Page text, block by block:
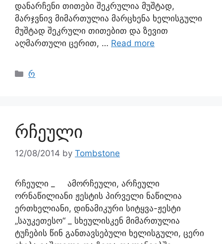
დანარჩენი თითები შეკრულია მუშტად,
მარჯვნივ მიმართულია მარცხენა ხელისგული
მუშტად შეკრული თითებით და ზევით
აღმართული ცერით, … Read more
რ
რჩეული
12/08/2014 by Tombstone
რჩეული _ ამორჩეული, არჩეული
ორნაწილიანი ჟესტის პირველი ნაწილია
ერთხელიანი, დინამიკური სიტყვა-ჟესტი
„საუკეთესო“ _ სხეულისკენ მიმართულია
ტუჩების წინ განთავსებული ხელისგული, ცერი